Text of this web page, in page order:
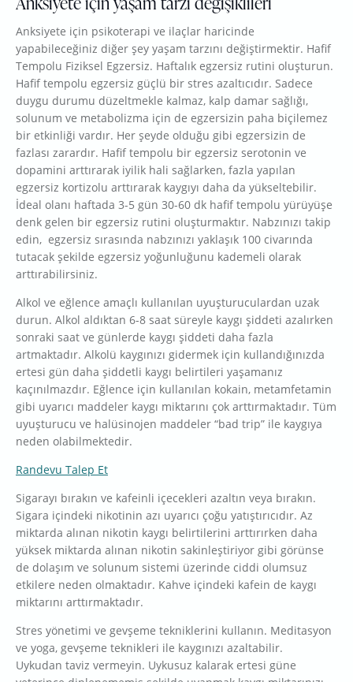
Anksiyete için psikoterapi ve ilaçlar haricinde
yapabileceğiniz diğer şey yaşam tarzını değiştirmektir. Hafif
Tempolu Fiziksel Egzersiz. Haftalık egzersiz rutini oluşturun.
Hafif tempolu egzersiz güçlü bir stres azaltıcıdır. Sadece
duygu durumu düzeltmekle kalmaz, kalp damar sağlığı,
solunum ve metabolizma için de egzersizin paha biçilemez
bir etkinliği vardır. Her şeyde olduğu gibi egzersizin de
fazlası zarardır. Hafif tempolu bir egzersiz serotonin ve
dopamini arttırarak iyilik hali sağlarken, fazla yapılan
egzersiz kortizolu arttırarak kaygıyı daha da yükseltebilir.
İdeal olanı haftada 3-5 gün 30-60 dk hafif tempolu yürüyüşe
denk gelen bir egzersiz rutini oluşturmaktır. Nabzınızı takip
edin, egzersiz sırasında nabzınızı yaklaşık 100 civarında
tutacak şekilde egzersiz yoğunluğunu kademeli olarak
arttırabilirsiniz.
Alkol ve eğlence amaçlı kullanılan uyuşturuculardan uzak
durun. Alkol aldıktan 6-8 saat süreyle kaygı şiddeti azalırken
sonraki saat ve günlerde kaygı şiddeti daha fazla
artmaktadır. Alkolü kaygınızı gidermek için kullandığınızda
ertesi gün daha şiddetli kaygı belirtileri yaşamanız
kaçınılmazdır. Eğlence için kullanılan kokain, metamfetamin
gibi uyarıcı maddeler kaygı miktarını çok arttırmaktadır. Tüm
uyuşturucu ve halüsinojen maddeler “bad trip” ile kaygıya
neden olabilmektedir.
Randevu Talep Et
Sigarayı bırakın ve kafeinli içecekleri azaltın veya bırakın.
Sigara içindeki nikotinin azı uyarıcı çoğu yatıştırıcıdır. Az
miktarda alınan nikotin kaygı belirtilerini arttırırken daha
yüksek miktarda alınan nikotin sakinleştiriyor gibi görünse
de dolaşım ve solunum sistemi üzerinde ciddi olumsuz
etkilere neden olmaktadır. Kahve içindeki kafein de kaygı
miktarını arttırmaktadır.
Stres yönetimi ve gevşeme tekniklerini kullanın. Meditasyon
ve yoga, gevşeme teknikleri ile kaygınızı azaltabilir.
Uykudan taviz vermeyin. Uykusuz kalarak ertesi güne